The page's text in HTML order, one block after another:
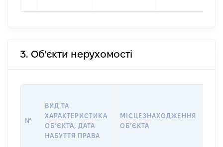
3. Об'єкти нерухомості
№
ВИД ТА
ХАРАКТЕРИСТИКА
ОБʼЄКТА, ДАТА
НАБУТТЯ ПРАВА
МІСЦЕЗНАХОДЖЕННЯ
ОБʼЄКТА